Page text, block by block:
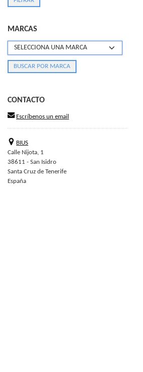
MARCAS
CONTACTO
Escríbenos un email
BIUS
Calle Nijota, 1
38611 - San Isidro
Santa Cruz de Tenerife
España